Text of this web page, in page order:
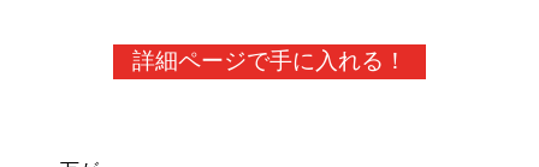
詳細ページで手に入れる！